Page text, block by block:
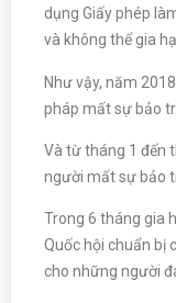
dụng Giấy phép
và không thể gia
Như vậy, năm
pháp mất sự bảo
Và từ tháng 1 đến
người mất sự bảo
Trong 6 tháng gia
Quốc hội chuẩn bị
cho những người